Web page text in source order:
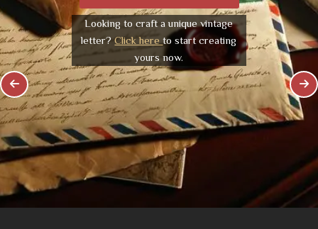
Looking to craft a unique vintage
letter?Click hereto start creating
yours now.